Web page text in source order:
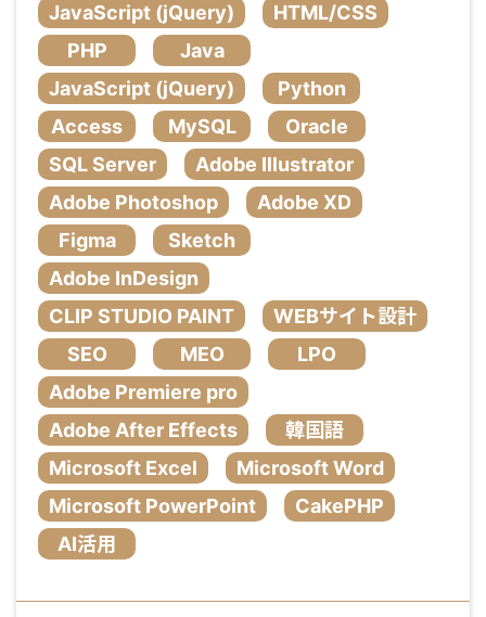
JavaScript (jQuery)
HTML/CSS
PHP
Java
JavaScript (jQuery)
Python
Access
MySQL
Oracle
SQL Server
Adobe Illustrator
Adobe Photoshop
Adobe XD
Figma
Sketch
Adobe InDesign
CLIP STUDIO PAINT
WEBサイト設計
SEO
MEO
LPO
Adobe Premiere pro
Adobe After Effects
韓国語
Microsoft Excel
Microsoft Word
Microsoft PowerPoint
CakePHP
AI活用